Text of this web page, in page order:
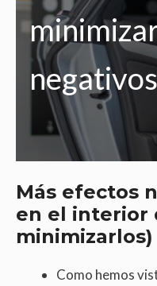
Más efectos
en el interior
minimizarlos)
Como hemos